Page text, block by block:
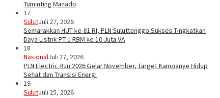
Tuminting Manado
17
SulutJuli 27, 2026
Semarakkan HUT ke-81 RI, PLN Suluttenggo Sukses Tingkatkan
Daya Listrik PT J RBM ke 10 Juta VA
18
NasionalJuli 27, 2026
PLN Electric Run 2026 Gelar November, Target Kampanye Hidup
Sehat dan Transisi Energi
19
SulutJuli 25, 2026